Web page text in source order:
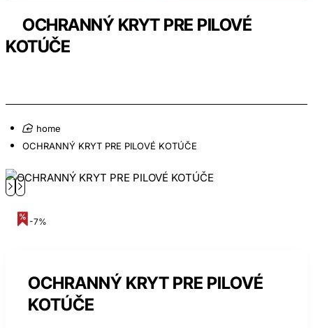
OCHRANNÝ KRYT PRE PILOVÉ
KOTÚČE
home
OCHRANNÝ KRYT PRE PILOVÉ KOTÚČE
-7%
OCHRANNÝ KRYT PRE PILOVÉ
KOTÚČE